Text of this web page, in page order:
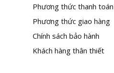
Phương thức thanh toán
Phương thức giao hàng
Chính sách bảo hành
Khách hàng thân thiết